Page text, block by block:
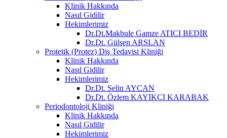
Klinik Hakkında
Nasıl Gidilir
Hekimlerimiz
Dr.Dt.Makbule Gamze ATICI BEDİR
Dr.Dt. Gülşen ARSLAN
Protetik (Protez) Diş Tedavisi Kliniği
Klinik Hakkında
Nasıl Gidilir
Hekimlerimiz
Dr.Dt. Selin AYCAN
Dr.Dt. Özlem KAYIKÇI KARABAK
Periodontoloji Kliniği
Klinik Hakkında
Nasıl Gidilir
Hekimlerimiz